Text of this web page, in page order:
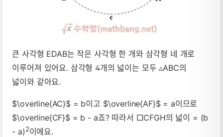
큰 사각형 EDAB는 작은 사각형 한 개와 삼각형 네 개로
이루어져 있어요. 삼각형 4개의 넓이는 모두 ▵ABC의
넓이와 같아요.
$\overline{AC}$ = b이고 $\overline{AF}$ = a이므로
$\overline{CF}$ = b - a죠? 따라서 □CFGH의 넓이 = (b
- a)2이에요.